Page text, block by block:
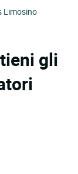
Limosino
gli